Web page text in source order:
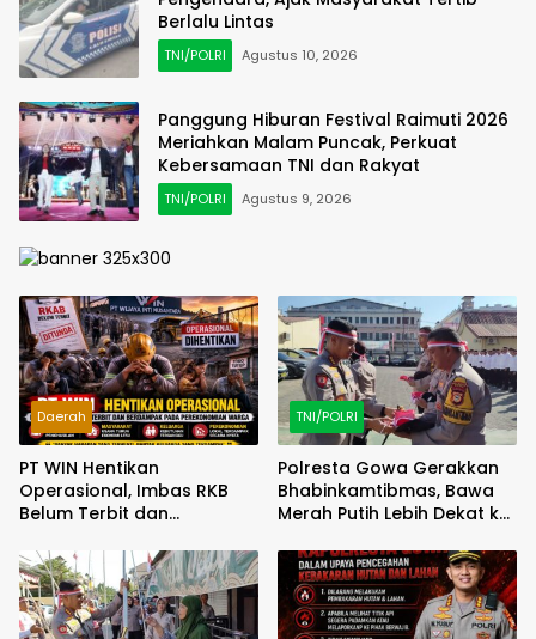
Berlalu Lintas
TNI/POLRI Agustus 10, 2026
Panggung Hiburan Festival Raimuti 2026
Meriahkan Malam Puncak, Perkuat
Kebersamaan TNI dan Rakyat
TNI/POLRI Agustus 9, 2026
Daerah
PT WIN Hentikan
Operasional, Imbas RKB
Belum Terbit dan
Perekonomian Warga
TNI/POLRI
Polresta Gowa Gerakkan
Bhabinkamtibmas, Bawa
Merah Putih Lebih Dekat ke